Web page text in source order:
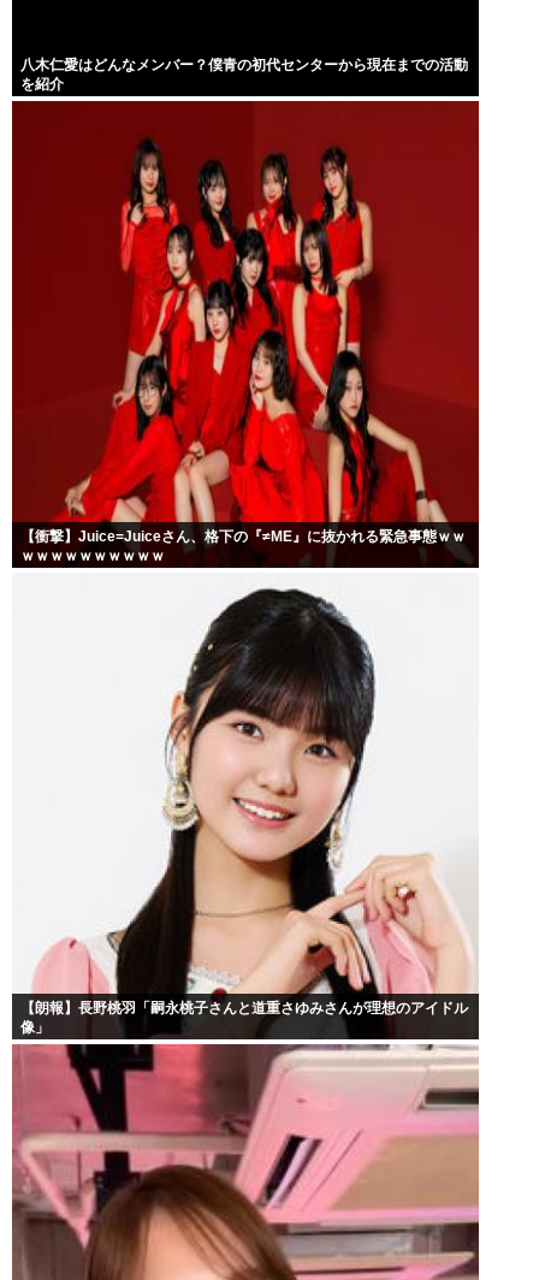
八木仁愛はどんなメンバー？僕青の初代センターから現在までの活動
を紹介
【衝撃】Juice=Juiceさん、格下の『≠ME』に抜かれる緊急事態ｗｗ
ｗｗｗｗｗｗｗｗｗｗ
【朗報】長野桃羽「嗣永桃子さんと道重さゆみさんが理想のアイドル
像」